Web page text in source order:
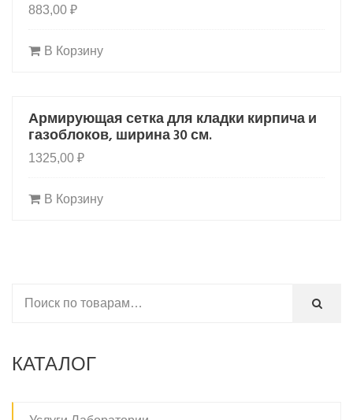
883,00 ₽
В Корзину
HOT
Армирующая сетка для кладки кирпича и
газоблоков, ширина 30 см.
1325,00 ₽
В Корзину
КАТАЛОГ